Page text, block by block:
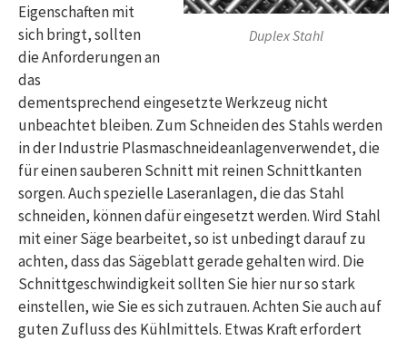
Duplex Stahl
Eigenschaften mit
sich bringt, sollten
die Anforderungen an
das
dementsprechend eingesetzte Werkzeug nicht
unbeachtet bleiben. Zum Schneiden des Stahls werden
in der Industrie Plasmaschneideanlagenverwendet, die
für einen sauberen Schnitt mit reinen Schnittkanten
sorgen. Auch spezielle Laseranlagen, die das Stahl
schneiden, können dafür eingesetzt werden. Wird Stahl
mit einer Säge bearbeitet, so ist unbedingt darauf zu
achten, dass das Sägeblatt gerade gehalten wird. Die
Schnittgeschwindigkeit sollten Sie hier nur so stark
einstellen, wie Sie es sich zutrauen. Achten Sie auch auf
guten Zufluss des Kühlmittels. Etwas Kraft erfordert